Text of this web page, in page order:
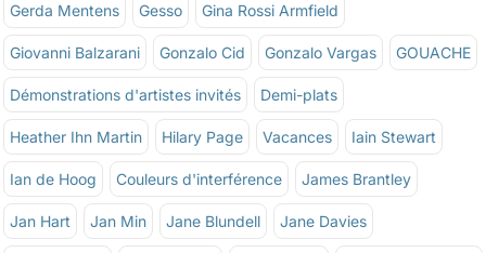
Gerda Mentens Gesso Gina Rossi Armfield
Giovanni Balzarani Gonzalo Cid Gonzalo Vargas GOUACHE
Démonstrations d'artistes invités Demi-plats
Heather Ihn Martin Hilary Page Vacances Iain Stewart
Ian de Hoog Couleurs d'interférence James Brantley
Jan Hart Jan Min Jane Blundell Jane Davies